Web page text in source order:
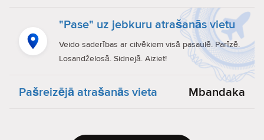
"Pase" uz jebkuru atrašanās vietu
Veido saderības ar cilvēkiem visā pasaulē. Parīzē.
Losandželosā. Sidnejā. Aiziet!
Pašreizējā atrašanās vieta Mbandaka